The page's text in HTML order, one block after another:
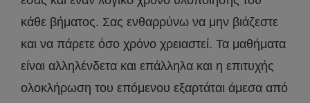
κάθε βήματος. Σας ενθαρρύνω να μην βιάζεστε
και να πάρετε όσο χρόνο χρειαστεί. Τα μαθήματα
είναι αλληλένδετα και επάλληλα και η επιτυχής
ολοκλήρωση του επόμενου εξαρτάται άμεσα από